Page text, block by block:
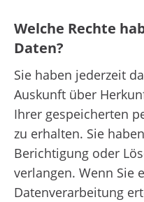
Welche Rechte
Daten?
Sie haben jederzeit
Auskunft über
Ihrer gespeicherten
zu erhalten. Sie
Berichtigung oder
verlangen. Wenn Sie
Datenverarbeitung